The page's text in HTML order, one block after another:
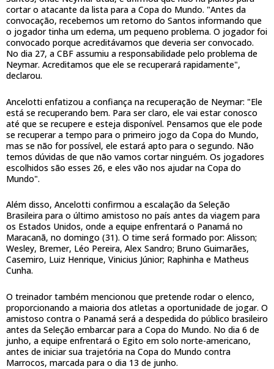
cortar o atacante da lista para a Copa do Mundo. "Antes da
convocação, recebemos um retorno do Santos informando que
o jogador tinha um edema, um pequeno problema. O jogador foi
convocado porque acreditávamos que deveria ser convocado.
No dia 27, a CBF assumiu a responsabilidade pelo problema de
Neymar. Acreditamos que ele se recuperará rapidamente",
declarou.
Ancelotti enfatizou a confiança na recuperação de Neymar: "Ele
está se recuperando bem. Para ser claro, ele vai estar conosco
até que se recupere e esteja disponível. Pensamos que ele pode
se recuperar a tempo para o primeiro jogo da Copa do Mundo,
mas se não for possível, ele estará apto para o segundo. Não
temos dúvidas de que não vamos cortar ninguém. Os jogadores
escolhidos são esses 26, e eles vão nos ajudar na Copa do
Mundo".
Além disso, Ancelotti confirmou a escalação da Seleção
Brasileira para o último amistoso no país antes da viagem para
os Estados Unidos, onde a equipe enfrentará o Panamá no
Maracanã, no domingo (31). O time será formado por: Alisson;
Wesley, Bremer, Léo Pereira, Alex Sandro; Bruno Guimarães,
Casemiro, Luiz Henrique, Vinicius Júnior; Raphinha e Matheus
Cunha.
O treinador também mencionou que pretende rodar o elenco,
proporcionando a maioria dos atletas a oportunidade de jogar. O
amistoso contra o Panamá será a despedida do público brasileiro
antes da Seleção embarcar para a Copa do Mundo. No dia 6 de
junho, a equipe enfrentará o Egito em solo norte-americano,
antes de iniciar sua trajetória na Copa do Mundo contra
Marrocos, marcada para o dia 13 de junho.